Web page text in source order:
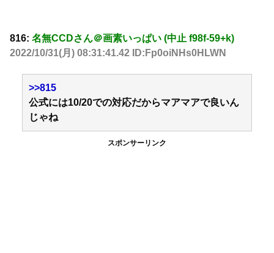
816: 名無CCDさん＠画素いっぱい (中止 f98f-59+k)
2022/10/31(月) 08:31:41.42 ID:Fp0oiNHs0HLWN
>>815
公式には10/20での対応だからマアマアで良いん
じゃね
スポンサーリンク